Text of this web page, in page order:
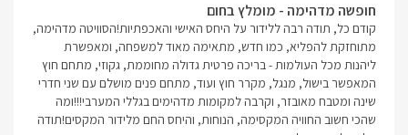
חופשה מדהימה - מומלץ בחום
קודם כל, תודה רבה ללידור על היחס האישי והאכפתיות!הסוויטה מדהימה,
מתוחזקת להפליא, כמו חדש, מתאימה מאוד למשפחה, ומאפשרת
ליהנות מכל העולמות - בריכה פרטית גדולה מחוממת, גקוזי, מתחם חוץ
המאפשר בישול, מנגל, מקרר חוץ ועוד, מתחם פנים מושלם עם שני חדרי
שינה ומטבח מאובזר, וקרבה למקומות מדהימים בגללי המערבי!!!ומה
שהכי חשוב החוויה המקסימה, הנוחות, והיחס החם מלידור המקסים!תודה